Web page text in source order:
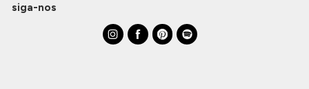
siga-nos